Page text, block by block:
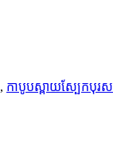
, កាបូបស្ពាយស្បែកបុរស